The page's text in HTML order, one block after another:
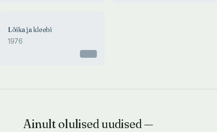
Lõika ja kleebi
1976
Ainult olulised uudised —